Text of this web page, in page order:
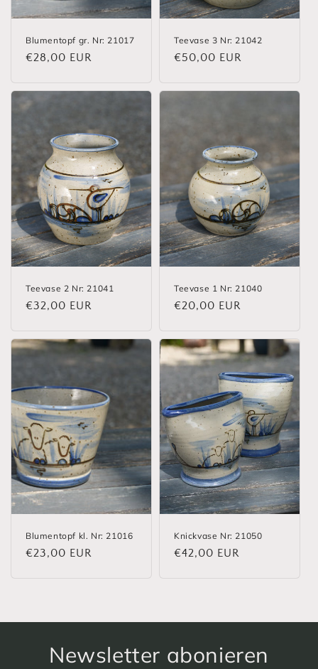
Blumentopf gr. Nr: 21017
Normaler
€28,00 EUR
Teevase 3 Nr: 21042
Normaler
€50,00 EUR
Teevase 2 Nr: 21041
Normaler
€32,00 EUR
Teevase 1 Nr: 21040
Normaler
€20,00 EUR
Blumentopf kl. Nr: 21016
Normaler
€23,00 EUR
Knickvase Nr: 21050
Normaler
€42,00 EUR
Newsletter abonieren